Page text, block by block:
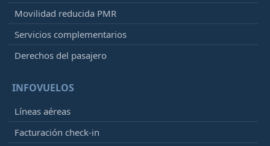
Movilidad reducida PMR
Servicios complementarios
Derechos del pasajero
INFOVUELOS
Líneas aéreas
Facturación check-in